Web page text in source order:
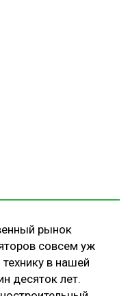
рынок
совсем уж
технику в нашей
десяток лет.